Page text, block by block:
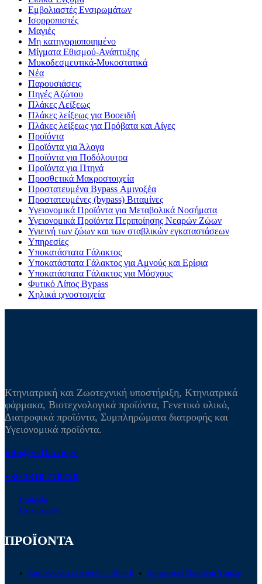
Εμβολιαστές Ενσιρωμάτων
Ισορροπιστές
Μαγιές
Μη κατηγοριοποιημένο
Μίγματα Εθισμού-Ανάπτυξης
Μυκοδεσμευτικά-Μυκοστατικά
Νέα
Παρουσιάσεις
Πηγές Αζώτου
Πλάκες Λείξεως
Πλάκες λείξεως για Βοοειδή
Πλάκες λείξεως για Πρόβατα και Αίγες
Προϊόντα
Προϊόντα για Άλογα
Προϊόντα για Ποδόλουτρα
Προϊόντα για Πτηνά
Προσθετικά Μακροστοιχεία
Προστατευμένα Bypass Αμινοξέα
Προστατευμένες (bypass) Βιταμίνες
Υγειονομικά Προϊόντα για Μεταβολικά Νοσήματα
Υγειονομικά Προϊόντα Περιποίησης Νεαρών Ζώων
Υγιεινή των ζώων και των σταβλικών εγκαταστάσεων
Υπηρεσίες
Υποκατάστατα Γάλακτος
Υποκατάστατα Γάλακτος για Αμνούς και Ερίφια
Υποκατάστατα Γάλακτος για Μόσχους
Φυτικό Λίπος Bypass
Χηλικά ιχνοστοιχεία
Κτηνιατρική και Ζωοτεχνική υποστήριξη, Κτηνιατρικά
φάρμακα, Βιοτεχνολογικά προϊόντα, Γενετικό υλικό,
Διατροφικά προϊόντα, Συμπληρώματα διατροφής και
Υγειονομικά προϊόντα.
info@vetfarm.gr
+30 2310 778228
Εταιρεία
Επικοινωνία
ΠΡΟΪΟΝΤΑ
Βιοτεχνολογικά προϊόντα Alltech
Διατροφικά Προϊόντα Υψηλής